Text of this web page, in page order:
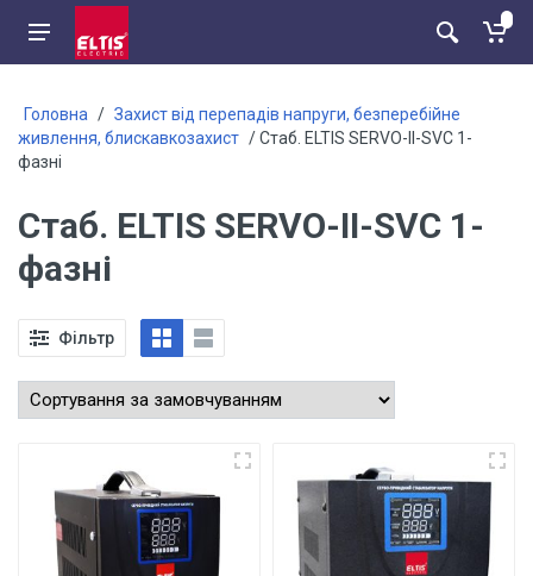
Головна / Захист від перепадів напруги, безперебійне
живлення, блискавкозахист / Стаб. ELTIS SERVO-ІІ-SVC 1-
фазні
Стаб. ELTIS SERVO-ІІ-SVC 1-
фазні
Фільтр